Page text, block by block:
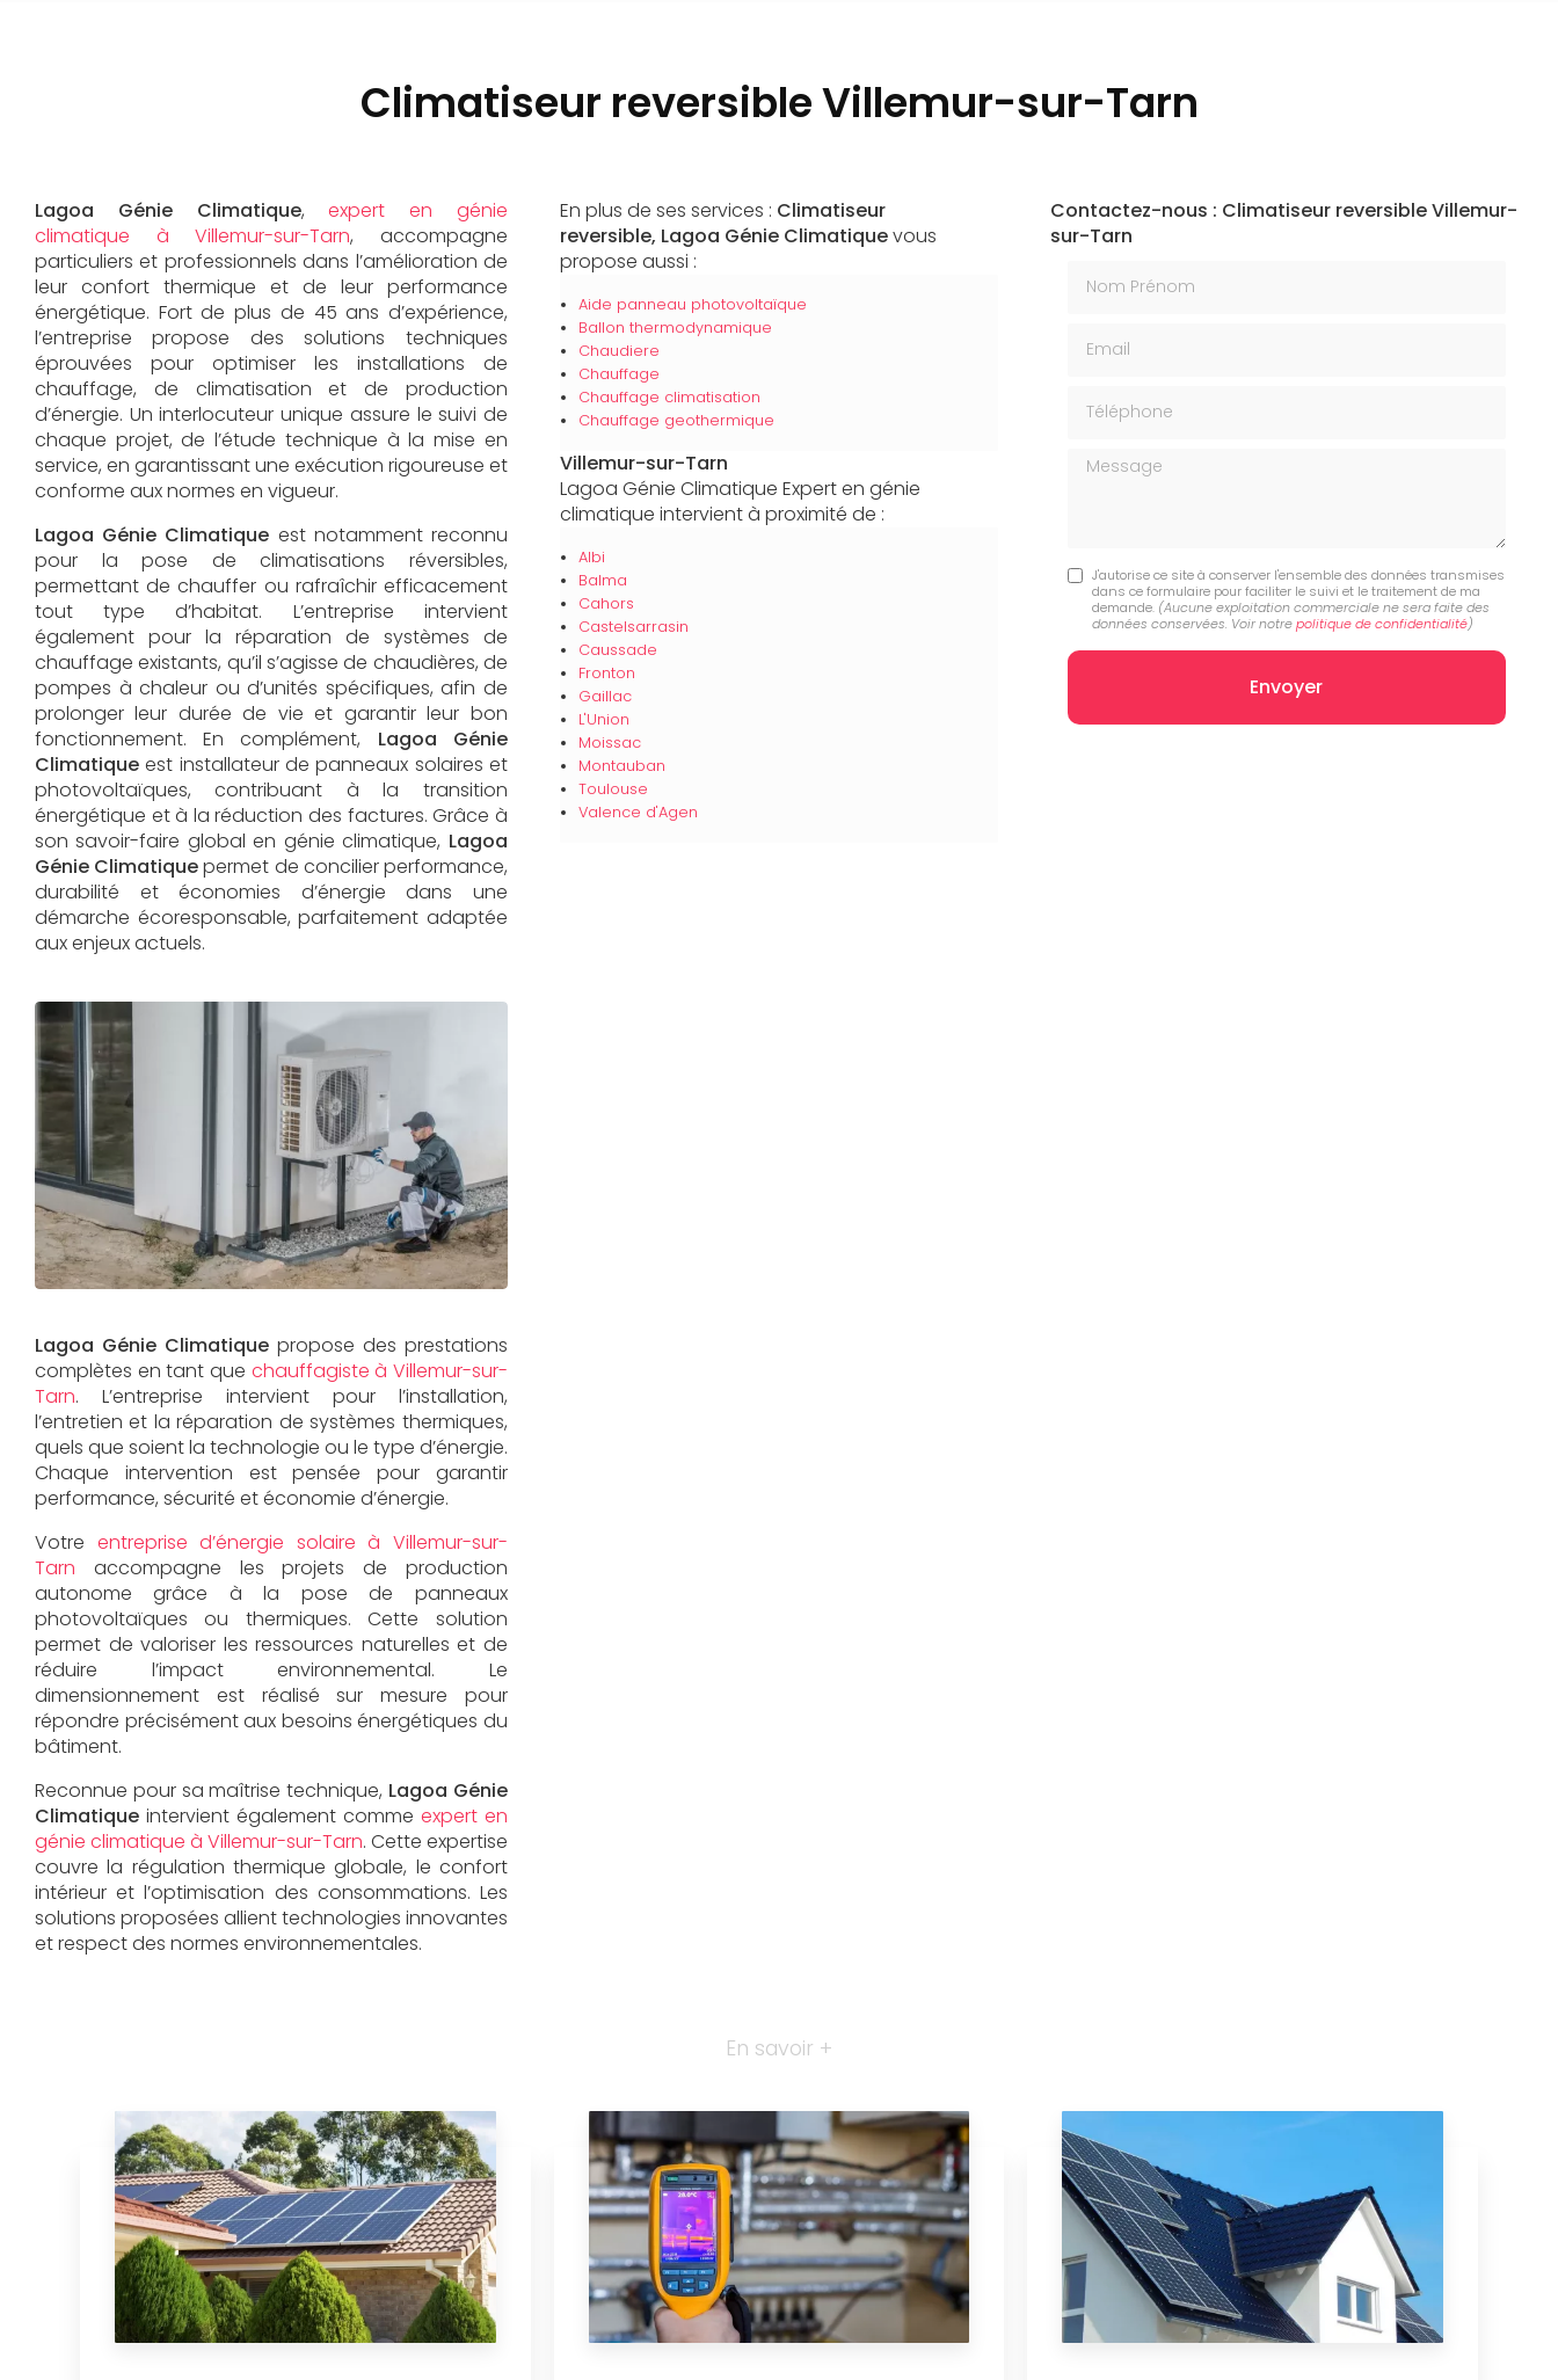
Climatiseur reversible Villemur-sur-Tarn
Lagoa Génie Climatique,expert en génie
climatique à Villemur-sur-Tarn, accompagne
particuliers et professionnels dans l’amélioration de
leur confort thermique et de leur performance
énergétique. Fort de plus de 45 ans d’expérience,
l’entreprise propose des solutions techniques
éprouvées pour optimiser les installations de
chauffage, de climatisation et de production
d’énergie. Un interlocuteur unique assure le suivi de
chaque projet, de l’étude technique à la mise en
service, en garantissant une exécution rigoureuse et
conforme aux normes en vigueur.
Lagoa Génie Climatique est notamment reconnu
pour la pose de climatisations réversibles,
permettant de chauffer ou rafraîchir efficacement
tout type d’habitat. L’entreprise intervient
également pour la réparation de systèmes de
chauffage existants, qu’il s’agisse de chaudières, de
pompes à chaleur ou d’unités spécifiques, afin de
prolonger leur durée de vie et garantir leur bon
fonctionnement. En complément, Lagoa Génie
Climatique est installateur de panneaux solaires et
photovoltaïques, contribuant à la transition
énergétique et à la réduction des factures. Grâce à
son savoir-faire global en génie climatique, Lagoa
Génie Climatiquepermet de concilier performance,
durabilité et économies d’énergie dans une
démarche écoresponsable, parfaitement adaptée
aux enjeux actuels.
Lagoa Génie Climatique propose des prestations
complètes en tant que chauffagiste à Villemur-sur-
Tarn. L’entreprise intervient pour l’installation,
l’entretien et la réparation de systèmes thermiques,
quels que soient la technologie ou le type d’énergie.
Chaque intervention est pensée pour garantir
performance, sécurité et économie d’énergie.
Votre entreprise d’énergie solaire à Villemur-sur-
Tarn accompagne les projets de production
autonome grâce à la pose de panneaux
photovoltaïques ou thermiques. Cette solution
permet de valoriser les ressources naturelles et de
réduire l’impact environnemental. Le
dimensionnement est réalisé sur mesure pour
répondre précisément aux besoins énergétiques du
bâtiment.
Reconnue pour sa maîtrise technique, Lagoa Génie
Climatique intervient également comme expert en
génie climatique à Villemur-sur-Tarn. Cette expertise
couvre la régulation thermique globale, le confort
intérieur et l’optimisation des consommations. Les
solutions proposées allient technologies innovantes
et respect des normes environnementales.
En plus de ses services : Climatiseur
reversible, Lagoa Génie Climatiquevous
propose aussi :
Aide panneau photovoltaïque
Ballon thermodynamique
Chaudiere
Chauffage
Chauffage climatisation
Chauffage geothermique
Villemur-sur-Tarn
Lagoa Génie Climatique Expert en génie
climatique intervient à proximité de :
Albi
Balma
Cahors
Castelsarrasin
Caussade
Fronton
Gaillac
L'Union
Moissac
Montauban
Toulouse
Valence d'Agen
Contactez-nous : Climatiseur reversible Villemur-
sur-Tarn
Message
J'autorise ce site à conserver l'ensemble des données transmises
dans ce formulaire pour faciliter le suivi et le traitement de ma
demande. (Aucune exploitation commerciale ne sera faite des
données conservées. Voir notrepolitique de confidentialité)
En savoir +